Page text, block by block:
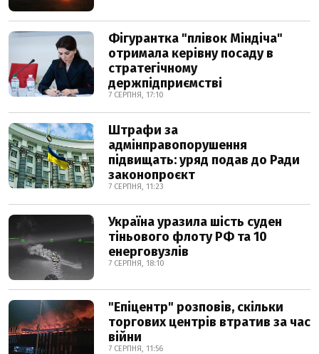
Фігурантка "плівок Міндіча"
отримала керівну посаду в
стратегічному
держпідприємстві
7 СЕРПНЯ, 17:10
Штрафи за
адмінправопорушення
підвищать: уряд подав до Ради
законопроєкт
7 СЕРПНЯ, 11:23
Україна уразила шість суден
тіньового флоту РФ та 10
енерговузлів
7 СЕРПНЯ, 18:10
"Епіцентр" розповів, скільки
торгових центрів втратив за час
війни
7 СЕРПНЯ, 11:56